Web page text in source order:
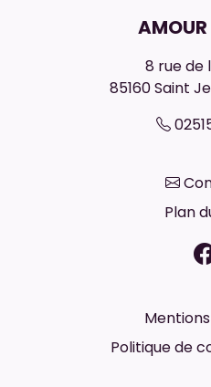
8 rue de
85160Saint
Plan
Politique de